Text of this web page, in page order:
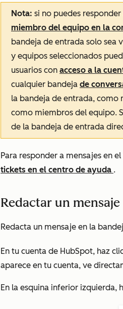
Nota: si no puedes
miembro del equipo en la
bandeja de entrada solo sea
y equipos seleccionados
usuarios con acceso a la
cualquier bandeja de
la bandeja de entrada, como
como miembros del equipo.
de la bandeja de entrada
Para responder a mensajes en
tickets en el centro de ayuda .
Redactar un mensaje
Redacta un mensaje en la
En tu cuenta de HubSpot, haz
aparece en tu cuenta, ve
En la esquina inferior izquierda,